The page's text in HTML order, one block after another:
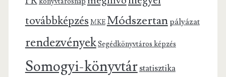
továbbképzés MKE Módszertanpályázat
rendezvényekSegédkönyvtáros képzés
Somogyi-könyvtárstatisztika